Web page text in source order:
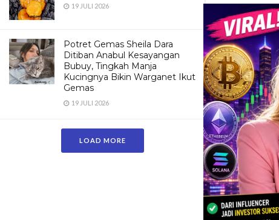
19 JULI 2026
Potret Gemas Sheila Dara
Ditiban Anabul Kesayangan
Bubuy, Tingkah Manja
Kucingnya Bikin Warganet Ikut
Gemas
19 JULI 2026
LOAD MORE